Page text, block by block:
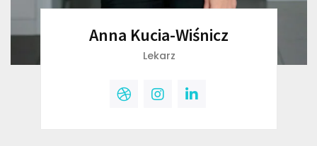
Anna Kucia-Wiśnicz
Lekarz